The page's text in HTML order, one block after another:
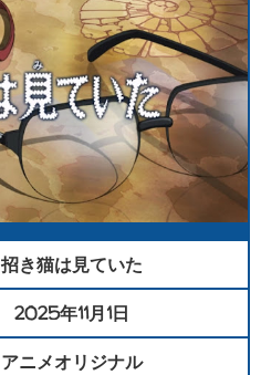
招き猫は見ていた
2025年11月1日
アニメオリジナル